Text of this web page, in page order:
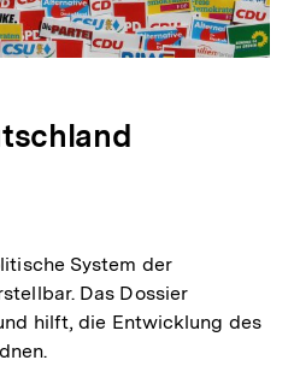
System der
Das Dossier
hilft, die Entwicklung des